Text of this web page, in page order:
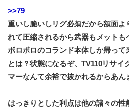
>>79
重いし脆いしリグ必須だから額面よ
れて圧縮されるから武器もメットも
ボロボロのコランド本体しか帰って
とは？状態になるぞ、TV110リサイ
マーなんて余裕で抜かれるからあん
はっきりとした利点は他の諸々の性